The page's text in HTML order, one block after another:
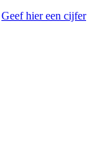
Geef hier een cijfer